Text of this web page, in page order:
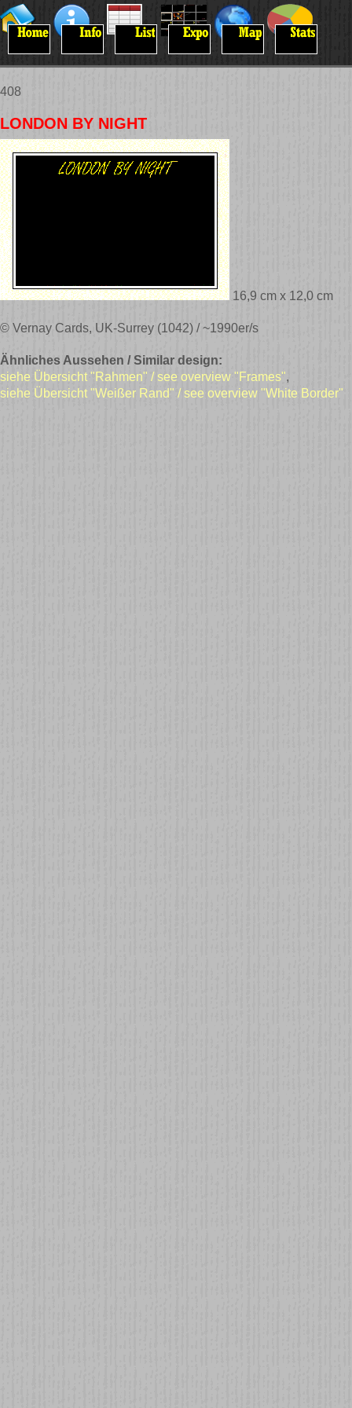
408
LONDON BY NIGHT
16,9 cm x 12,0 cm
© Vernay Cards, UK-Surrey (1042) / ~1990er/s
Ähnliches Aussehen / Similar design:
siehe Übersicht "Rahmen" / see overview "Frames",
siehe Übersicht "Weißer Rand" / see overview "White Border"